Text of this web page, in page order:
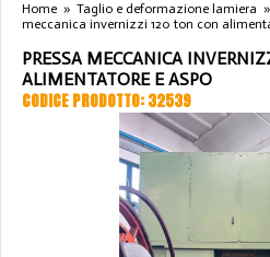
Home » Taglio e deformazione lamiera »
meccanica invernizzi 120 ton con
PRESSA MECCANICA
ALIMENTATORE E ASPO
CODICE PRODOTTO: 32539